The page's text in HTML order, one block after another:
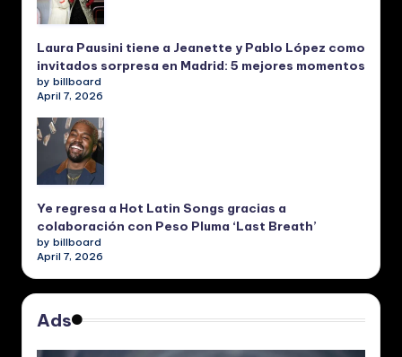
Laura Pausini tiene a Jeanette y Pablo López como
invitados sorpresa en Madrid: 5 mejores momentos
by billboard
April 7, 2026
Ye regresa a Hot Latin Songs gracias a
colaboración con Peso Pluma ‘Last Breath’
by billboard
April 7, 2026
Ads